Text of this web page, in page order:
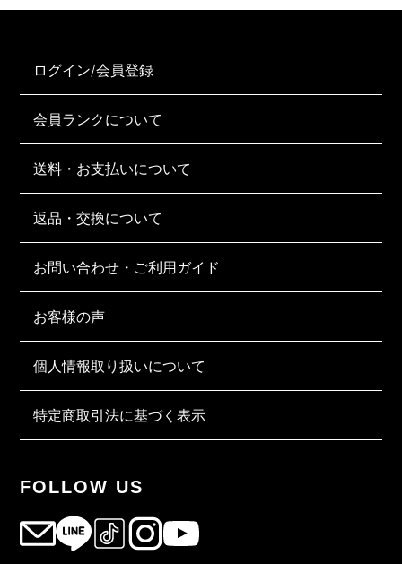
ログイン/会員登録
会員ランクについて
送料・お支払いについて
返品・交換について
お問い合わせ・ご利用ガイド
お客様の声
個人情報取り扱いについて
特定商取引法に基づく表示
FOLLOW US